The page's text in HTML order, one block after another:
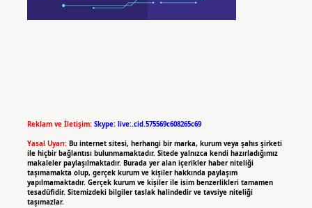
Reklam ve İletişim: Skype: live:.cid.575569c608265c69
Yasal Uyarı: Bu internet sitesi, herhangi bir marka, kurum veya şahıs şirketi
ile hiçbir bağlantısı bulunmamaktadır. Sitede yalnızca kendi hazırladığımız
makaleler paylaşılmaktadır. Burada yer alan içerikler haber niteliği
taşımamakta olup, gerçek kurum ve kişiler hakkında paylaşım
yapılmamaktadır. Gerçek kurum ve kişiler ile isim benzerlikleri tamamen
tesadüfidir. Sitemizdeki bilgiler taslak halindedir ve tavsiye niteliği
taşımazlar.